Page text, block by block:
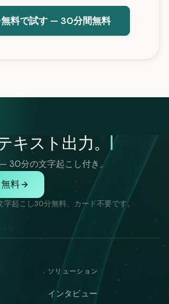
料で試す — 30分間無料
キスト出力。
30分の文字起こし付き。
料
起こし30分無料、カード不要です。
ソリューション
インタビュー